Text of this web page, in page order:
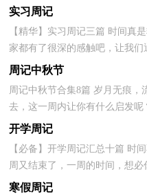
东西吧，该写一篇周记了。快来
实习周记
【精华】实习周记三篇 时间真
家都有了很深的感触吧，让我们
我们该怎么写周记呢？下面是小
周记中秋节
周记中秋节合集8篇 岁月无痕，
去，这一周内让你有什么启发
绩了。千万不能认为周记随便应
开学周记
【必备】开学周记汇总十篇 时
周又结束了，一周的时间，想
写一篇周记吧。我们该怎么写周
寒假周记